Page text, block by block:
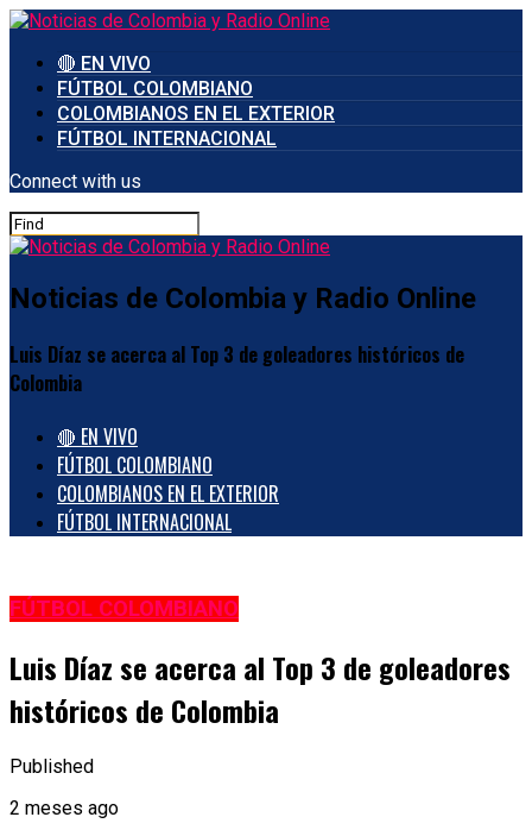
🔴 EN VIVO
FÚTBOL COLOMBIANO
COLOMBIANOS EN EL EXTERIOR
FÚTBOL INTERNACIONAL
Connect with us
Noticias de Colombia y Radio Online
Luis Díaz se acerca al Top 3 de goleadores históricos de
Colombia
🔴 EN VIVO
FÚTBOL COLOMBIANO
COLOMBIANOS EN EL EXTERIOR
FÚTBOL INTERNACIONAL
FÚTBOL COLOMBIANO
Luis Díaz se acerca al Top 3 de goleadores
históricos de Colombia
Published
2 meses ago